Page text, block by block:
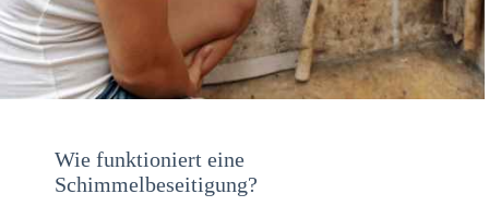
Wie funktioniert eine
Schimmelbeseitigung?